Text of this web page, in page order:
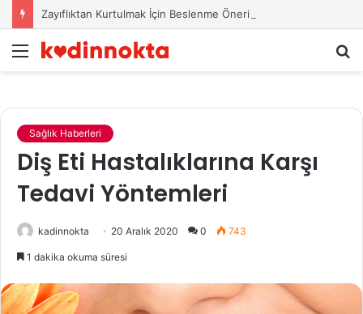
Zayıflıktan Kurtulmak İçin Beslenme Önerileri
Menü
Sağlık Haberleri
Diş Eti Hastalıklarına Karşı
Tedavi Yöntemleri
kadinnokta 20 Aralık 2020 0 743
1 dakika okuma süresi